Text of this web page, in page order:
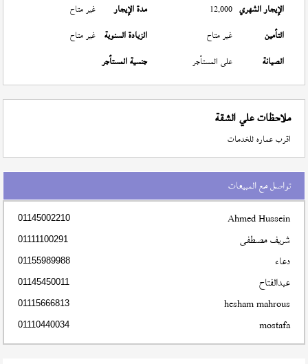
الإيجار الشهري 12,000 مدة الإيجار
غير متاح
التأمين
غير متاح الزيادة السنوية غير متاح
الصيانة
على المستأجر جنسية المستأجر
ملاحظات علي الشقة
اقرب عماره للخدمات
تواصل مع المبيعات
Ahmed Hussein
01145002210
شريف مصطفى 01111100291
دعاء 01155989988
عبدالفتاح 01145450011
hesham mahrous
01115666813
mostafa
01110440034